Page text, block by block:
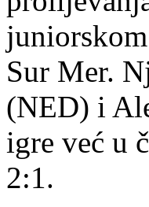
Sur Mer.
(NED) i
igre već u
2:1.